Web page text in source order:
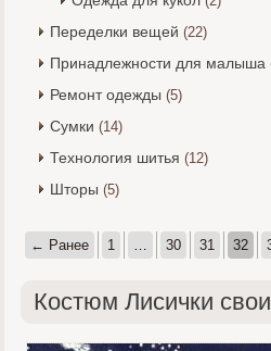
Переделки вещей (22)
Принадлежности для малыша
Ремонт одежды (5)
Сумки (14)
Технология шитья (12)
Шторы (5)
← Ранее 1 … 30 31 32
Костюм Лисички